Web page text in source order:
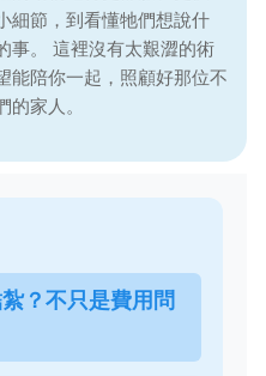
細節，到看懂牠們想說什
事。 這裡沒有太艱澀的術
能陪你一起，照顧好那位不
家人。
？不只是費用問